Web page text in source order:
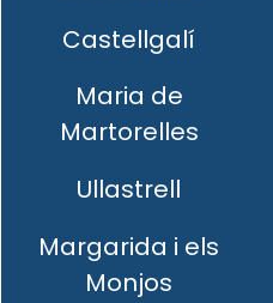
Castellgalí
Maria de
Martorelles
Ullastrell
Margarida i els
Monjos